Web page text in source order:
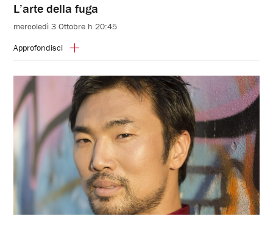
L’arte della fuga
mercoledì 3 Ottobre h 20:45
Approfondisci